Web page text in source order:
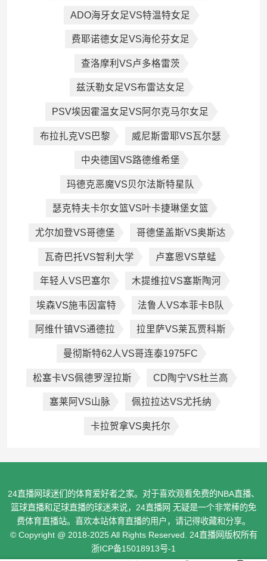
ADO海牙女足VS特温特女足
费耶诺德女足VS海伦芬女足
查洛摩利VS卢多格雷茨
兹沃勒女足VS布雷达女足
PSV埃因霍温女足VS阿尔克马尔女足
布拉扎克VS巴黎 威尼斯雷耶VS瓦尔瑟
中央德国VS路德维希堡
玛德克恶魔VS贝尔法斯特星队
瑟克特夫卡尔女篮VS叶卡捷琳堡女篮
尤尔加登VS哥德堡 哥德堡盖斯VS奥斯达
瓦奇巴托VS智利大学 卢塞恩VS草蜢
年轻人VS巴塞尔 木提维拉VS塞斯陶河
埃森VS施韦因富特 法鲁人VS本菲卡B队
阿维什镇VS通德拉 拉里萨VS莱瓦贾科斯
曼彻斯特62人VS哥连泰1975FC
松塞卡VS佩德罗涅拉斯 CD陶宁VS杜兰高
塞莱阿VS山脉 佩拉拉达VS尤托纳
卡拉贺拿VS奥托尔
24直播网球迷们的体育爱好者之家。对于喜欢观看免费的NBA直播、
篮球直播和足球直播的球迷来说，24直播网 无疑是一个非常棒的免
费体育直播站。喜欢本站体育直播的用户，请记得收藏和分享。
© Copyright @ 2018-2025 All Rights Reserved. 24直播网版权所有
浙ICP备15018913号-1